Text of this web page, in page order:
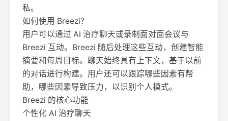
私。
如何使用 Breezi？
用户可以通过 AI 治疗聊天或录制面对面会议与
Breezi 互动。Breezi 随后处理这些互动，创建智能
摘要和每周目标。聊天始终具有上下文，基于以前
的对话进行构建。用户还可以跟踪哪些因素有帮
助，哪些因素导致压力，以识别个人模式。
Breezi 的核心功能
个性化 AI 治疗聊天